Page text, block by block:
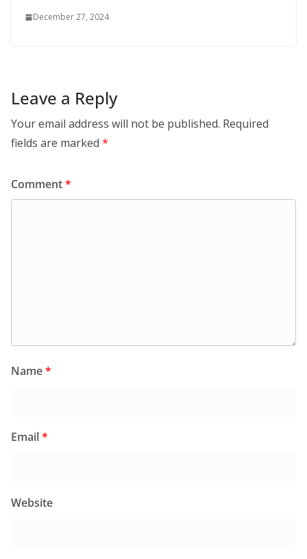
December 27, 2024
Leave a Reply
Your email address will not be published. Required
fields are marked *
Comment*
Name*
Email*
Website